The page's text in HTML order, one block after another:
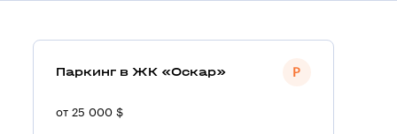
Паркинг в ЖК «Оскар»
от 25 000 $